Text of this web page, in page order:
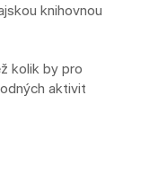
knihovnou
kolik by pro
aktivit